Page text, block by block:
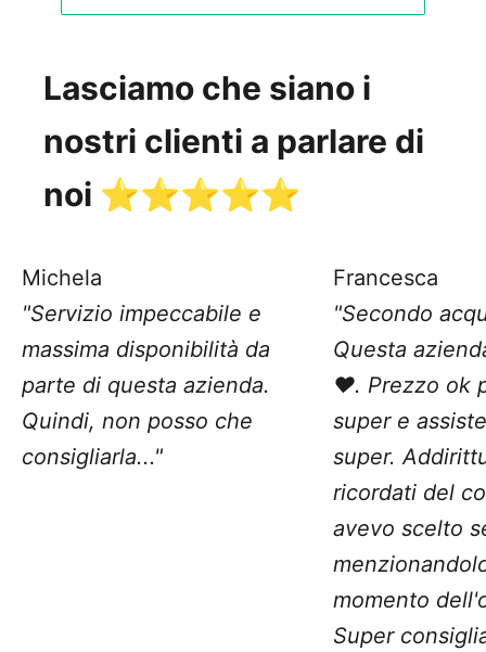
Lasciamo che siano i
nostri clienti a parlare di
noi ⭐️⭐️⭐️⭐️⭐️
Michela
"Servizio impeccabile e
massima disponibilità da
parte di questa azienda.
Quindi, non posso che
consigliarla..."
Francesca
"Secondo
Questa
❤️. Prezzo ok
super e
super.
ricordati del
avevo scelto
momento
Super